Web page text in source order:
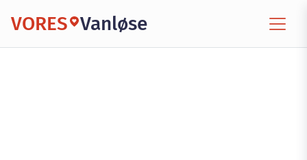
VORES Vanløse